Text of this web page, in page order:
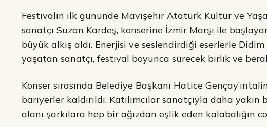
Festivalin ilk gününde Mavişehir Atatürk Kültür ve
sanatçı Suzan Kardeş, konserine İzmir Marşı ile
büyük alkış aldı. Enerjisi ve seslendirdiği eserlerle
yaşatan sanatçı, festival boyunca sürecek birlik ve
Konser sırasında Belediye Başkanı Hatice
bariyerler kaldırıldı. Katılımcılar sanatçıyla daha
alanı şarkılara hep bir ağızdan eşlik eden kalabalığın